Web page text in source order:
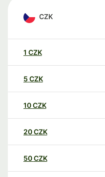
CZK
1 CZK
5 CZK
10CZK
20CZK
50CZK